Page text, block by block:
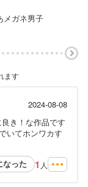
メガネ男子
ます
2024-08-08
き！な作品です
いてホンワカす
なった
1 人